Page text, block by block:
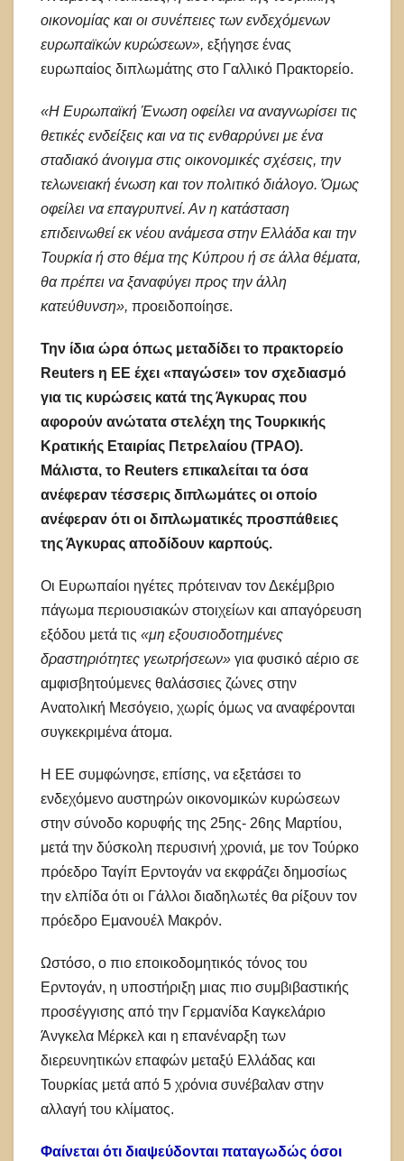
οικονομίας και οι συνέπειες των ενδεχόμενων
ευρωπαϊκών κυρώσεων», εξήγησε ένας
ευρωπαίος διπλωμάτης στο Γαλλικό Πρακτορείο.
«Η Ευρωπαϊκή Ένωση οφείλει να αναγνωρίσει τις
θετικές ενδείξεις και να τις ενθαρρύνει με ένα
σταδιακό άνοιγμα στις οικονομικές σχέσεις, την
τελωνειακή ένωση και τον πολιτικό διάλογο. Όμως
οφείλει να επαγρυπνεί. Αν η κατάσταση
επιδεινωθεί εκ νέου ανάμεσα στην Ελλάδα και την
Τουρκία ή στο θέμα της Κύπρου ή σε άλλα θέματα,
θα πρέπει να ξαναφύγει προς την άλλη
κατεύθυνση», προειδοποίησε.
Την ίδια ώρα όπως μεταδίδει το πρακτορείο
Reuters η ΕΕ έχει «παγώσει» τον σχεδιασμό
για τις κυρώσεις κατά της Άγκυρας που
αφορούν ανώτατα στελέχη της Τουρκικής
Κρατικής Εταιρίας Πετρελαίου (TPAO).
Μάλιστα, το Reuters επικαλείται τα όσα
ανέφεραν τέσσερις διπλωμάτες οι οποίο
ανέφεραν ότι οι διπλωματικές προσπάθειες
της Άγκυρας αποδίδουν καρπούς.
Οι Ευρωπαίοι ηγέτες πρότειναν τον Δεκέμβριο
πάγωμα περιουσιακών στοιχείων και απαγόρευση
εξόδου μετά τις «μη εξουσιοδοτημένες
δραστηριότητες γεωτρήσεων» για φυσικό αέριο σε
αμφισβητούμενες θαλάσσιες ζώνες στην
Ανατολική Μεσόγειο, χωρίς όμως να αναφέρονται
συγκεκριμένα άτομα.
Η ΕΕ συμφώνησε, επίσης, να εξετάσει το
ενδεχόμενο αυστηρών οικονομικών κυρώσεων
στην σύνοδο κορυφής της 25ης- 26ης Μαρτίου,
μετά την δύσκολη περυσινή χρονιά, με τον Τούρκο
πρόεδρο Ταγίπ Ερντογάν να εκφράζει δημοσίως
την ελπίδα ότι οι Γάλλοι διαδηλωτές θα ρίξουν τον
πρόεδρο Εμανουέλ Μακρόν.
Ωστόσο, ο πιο εποικοδομητικός τόνος του
Ερντογάν, η υποστήριξη μιας πιο συμβιβαστικής
προσέγγισης από την Γερμανίδα Καγκελάριο
Άνγκελα Μέρκελ και η επανέναρξη των
διερευνητικών επαφών μεταξύ Ελλάδας και
Τουρκίας μετά από 5 χρόνια συνέβαλαν στην
αλλαγή του κλίματος.
Φαίνεται ότι διαψεύδονται παταγωδώς όσοι